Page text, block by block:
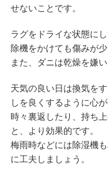
せないことです。
ラグをドライな状態に
除機をかけても傷みが少
また、ダニは乾燥を嫌
天気の良い日は換気を
しを良くするように心が
時々裏返したり、持ち
と、より効果的です。
梅雨時などには除湿機
に工夫しましょう。